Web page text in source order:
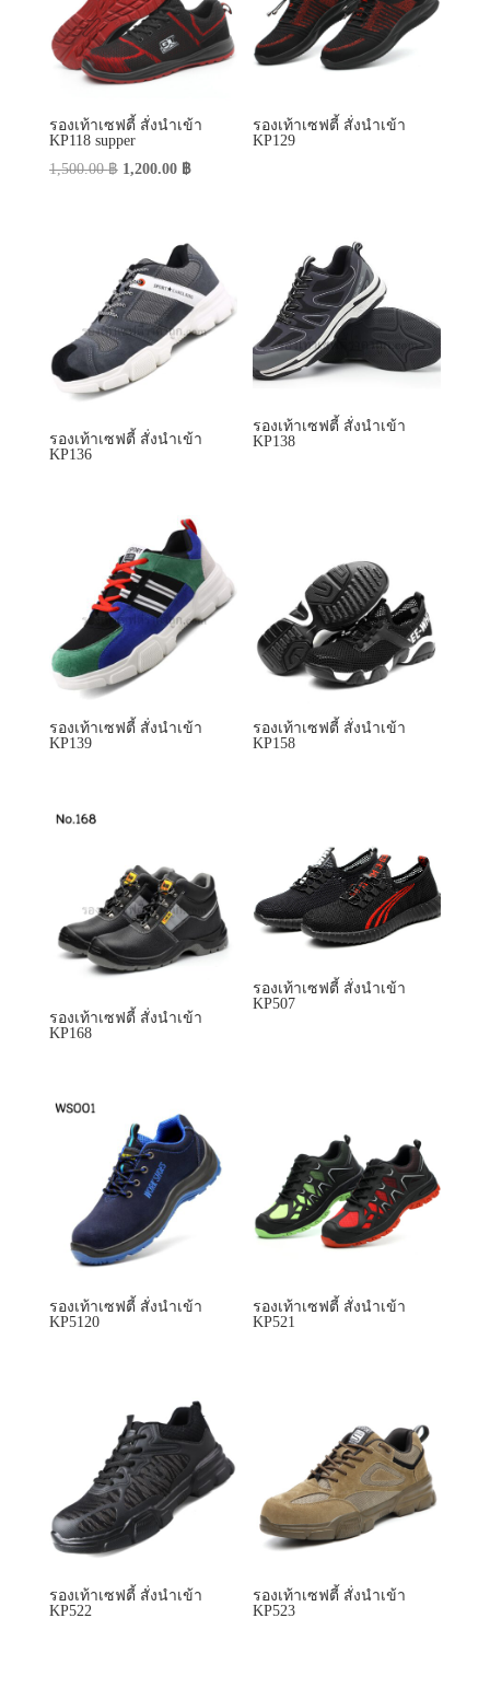
รองเท้าเซฟตี้ สั่งนำเข้า
KP118 supper
1,500.00฿ Original
1,500.00 ฿.
1,200.00 ฿Current
1,200.00 ฿.
รองเท้าเซฟตี้ สั่งนำเข้า
KP129
รองเท้าเซฟตี้ สั่งนำเข้า
KP136
รองเท้าเซฟตี้ สั่งนำเข้า
KP138
รองเท้าเซฟตี้ สั่งนำเข้า
KP139
รองเท้าเซฟตี้ สั่งนำเข้า
KP158
รองเท้าเซฟตี้ สั่งนำเข้า
KP168
รองเท้าเซฟตี้ สั่งนำเข้า
KP507
รองเท้าเซฟตี้ สั่งนำเข้า
KP5120
รองเท้าเซฟตี้ สั่งนำเข้า
KP521
รองเท้าเซฟตี้ สั่งนำเข้า
KP522
รองเท้าเซฟตี้ สั่งนำเข้า
KP523